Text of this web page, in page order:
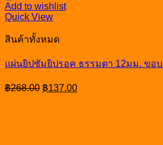
Add to wishlist
Quick View
สินค้าทั้งหมด
แผ่นยิปซัมยิปรอค ธรรมดา 12มม. ขอ
฿268.00 Original
price
฿137.00Current
price